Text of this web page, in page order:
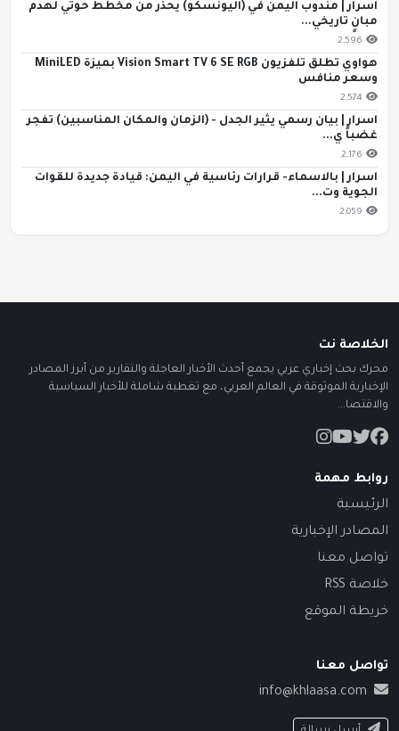
اسرار | مندوب اليمن في (اليونسكو) يحذّر من مخطط حوثي لهدم
مبانٍ تاريخي...
2,596
هواوي تطلق تلفزيون Vision Smart TV 6 SE RGB بميزة MiniLED
وسعر منافس
2,574
اسرار | بيان رسمي يثير الجدل - (الزمان والمكان المناسبين) تفجر
غضباً ي...
2,176
اسرار | بالاسماء- قرارات رئاسية في اليمن: قيادة جديدة للقوات
الجوية وت...
2,059
الخلاصة نت
محرك بحث إخباري عربي يجمع أحدث الأخبار العاجلة والتقارير من أبرز المصادر
الإخبارية الموثوقة في العالم العربي، مع تغطية شاملة للأخبار السياسية
والاقتصا...
روابط مهمة
الرئيسية
المصادر الإخبارية
تواصل معنا
خلاصة RSS
خريطة الموقع
تواصل معنا
info@khlaasa.com